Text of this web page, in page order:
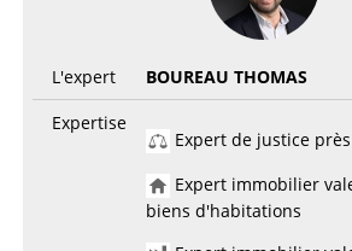
L'expert
BOUREAU THOMAS
Expertise
Expert de justice
Expert immobilier
biens d'habitations